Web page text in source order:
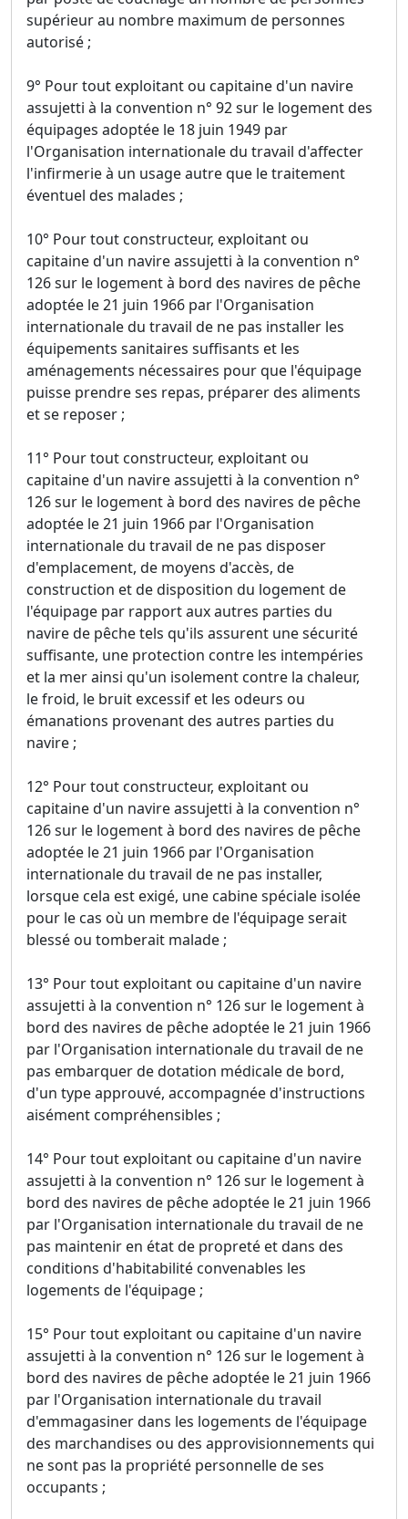
supérieur au nombre maximum de personnes
autorisé ;
9° Pour tout exploitant ou capitaine d'un navire
assujetti à la convention n° 92 sur le logement des
équipages adoptée le 18 juin 1949 par
l'Organisation internationale du travail d'affecter
l'infirmerie à un usage autre que le traitement
éventuel des malades ;
10° Pour tout constructeur, exploitant ou
capitaine d'un navire assujetti à la convention n°
126 sur le logement à bord des navires de pêche
adoptée le 21 juin 1966 par l'Organisation
internationale du travail de ne pas installer les
équipements sanitaires suffisants et les
aménagements nécessaires pour que l'équipage
puisse prendre ses repas, préparer des aliments
et se reposer ;
11° Pour tout constructeur, exploitant ou
capitaine d'un navire assujetti à la convention n°
126 sur le logement à bord des navires de pêche
adoptée le 21 juin 1966 par l'Organisation
internationale du travail de ne pas disposer
d'emplacement, de moyens d'accès, de
construction et de disposition du logement de
l'équipage par rapport aux autres parties du
navire de pêche tels qu'ils assurent une sécurité
suffisante, une protection contre les intempéries
et la mer ainsi qu'un isolement contre la chaleur,
le froid, le bruit excessif et les odeurs ou
émanations provenant des autres parties du
navire ;
12° Pour tout constructeur, exploitant ou
capitaine d'un navire assujetti à la convention n°
126 sur le logement à bord des navires de pêche
adoptée le 21 juin 1966 par l'Organisation
internationale du travail de ne pas installer,
lorsque cela est exigé, une cabine spéciale isolée
pour le cas où un membre de l'équipage serait
blessé ou tomberait malade ;
13° Pour tout exploitant ou capitaine d'un navire
assujetti à la convention n° 126 sur le logement à
bord des navires de pêche adoptée le 21 juin 1966
par l'Organisation internationale du travail de ne
pas embarquer de dotation médicale de bord,
d'un type approuvé, accompagnée d'instructions
aisément compréhensibles ;
14° Pour tout exploitant ou capitaine d'un navire
assujetti à la convention n° 126 sur le logement à
bord des navires de pêche adoptée le 21 juin 1966
par l'Organisation internationale du travail de ne
pas maintenir en état de propreté et dans des
conditions d'habitabilité convenables les
logements de l'équipage ;
15° Pour tout exploitant ou capitaine d'un navire
assujetti à la convention n° 126 sur le logement à
bord des navires de pêche adoptée le 21 juin 1966
par l'Organisation internationale du travail
d'emmagasiner dans les logements de l'équipage
des marchandises ou des approvisionnements qui
ne sont pas la propriété personnelle de ses
occupants ;